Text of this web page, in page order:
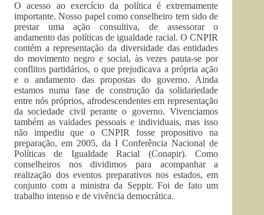
O acesso ao exercício da política é extremamente
importante. Nosso papel como conselheiro tem sido de
prestar uma ação consultiva, de assessorar o
andamento das políticas de igualdade racial. O CNPIR
contém a representação da diversidade das entidades
do movimento negro e social, às vezes pauta-se por
conflitos partidários, o que prejudicava a própria ação
e o andamento das propostas do governo. Ainda
estamos numa fase de construção da solidariedade
entre nós próprios, afrodescendentes em representação
da sociedade civil perante o governo. Vivenciamos
também as vaidades pessoais e individuais, mas isso
não impediu que o CNPIR fosse propositivo na
preparação, em 2005, da I Conferência Nacional de
Políticas de Igualdade Racial (Conapir). Como
conselheiros nos dividimos para acompanhar a
realização dos eventos preparativos nos estados, em
conjunto com a ministra da Seppir. Foi de fato um
trabalho intenso e de vivência democrática.